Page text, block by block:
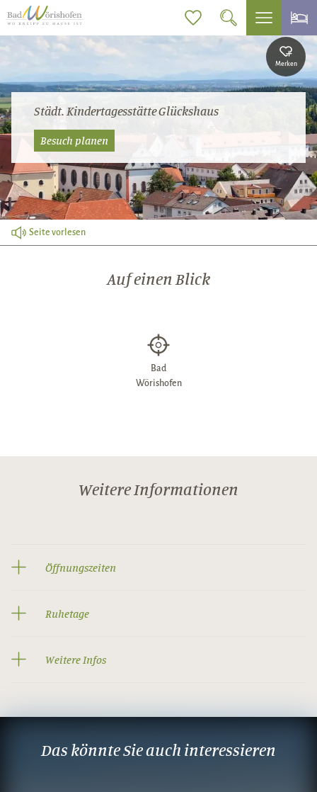
Städt. Kindertagesstätte Glückshaus
Besuch planen
Seite vorlesen
Auf einen Blick
Bad
Wörishofen
Weitere Informationen
Öffnungszeiten
Ruhetage
Weitere Infos
Das könnte Sie auch interessieren
Merken